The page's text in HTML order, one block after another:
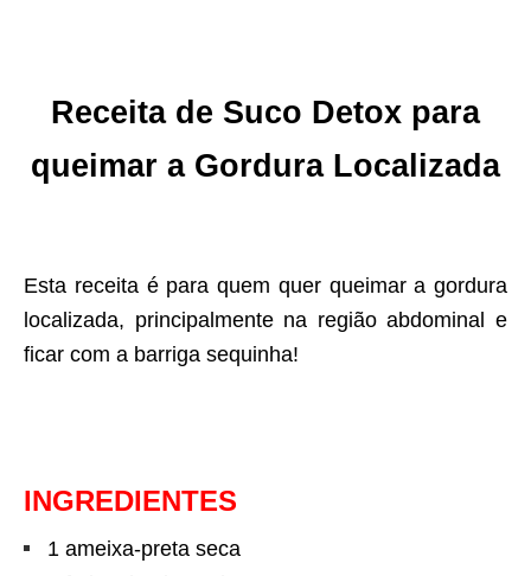
Receita de Suco Detox para
queimar a Gordura Localizada
Esta receita é para quem quer queimar a gordura
localizada, principalmente na região abdominal e
ficar com a barriga sequinha!
INGREDIENTES
1 ameixa-preta seca